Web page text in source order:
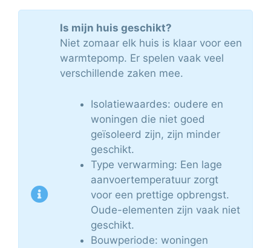
Is mijn huis geschikt?
Niet zomaar elk huis is klaar voor een
warmtepomp. Er spelen vaak veel
verschillende zaken mee.
Isolatiewaardes: oudere en
woningen die niet goed
geïsoleerd zijn, zijn minder
geschikt.
Type verwarming: Een lage
aanvoertemperatuur zorgt
voor een prettige opbrengst.
Oude-elementen zijn vaak niet
geschikt.
Bouwperiode: woningen